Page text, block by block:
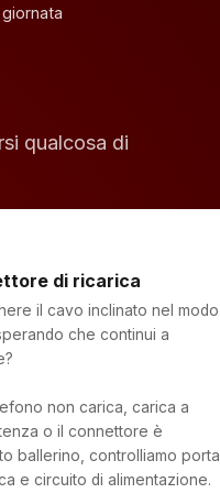
qualcosa di
di ricarica
il cavo inclinato nel modo
che continui a
non carica, carica a
o il connettore è
ballerino, controlliamo porta
e circuito di alimentazione.